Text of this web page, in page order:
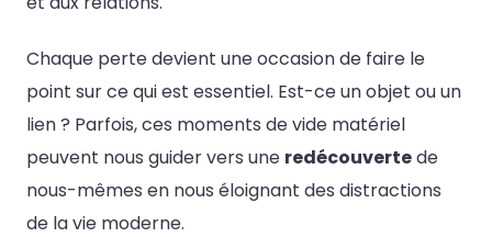
Chaque perte devient une occasion de faire le
point sur ce qui est essentiel. Est-ce un objet ou un
lien ? Parfois, ces moments de vide matériel
peuvent nous guider vers une redécouvertede
nous-mêmes en nous éloignant des distractions
de la vie moderne.